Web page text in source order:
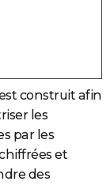
construit afin
les
par les
et
des